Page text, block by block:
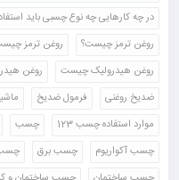
در چه کارهایی چه نوع چسبی باید
روغن ترمز چیست؟
روغن ترمز
روغن هیدرولیک چیست
روغن
ضدیخ روغنی
فرمول ضدیخ
موارد استفاده چسب 123
چسب
چسب آکواریوم
چسب برق